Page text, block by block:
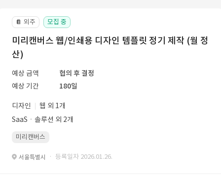
📔 외주 모집 중
미리캔버스 웹/인쇄용 디자인 템플릿 정기 제작 (월 정
산)
예상 금액
협의 후 결정
예상 기간
180일
디자인
웹 외 1개
SaaSㆍ솔루션 외 2개
미리캔버스
서울특별시 · 등록일자 2026.01.26.